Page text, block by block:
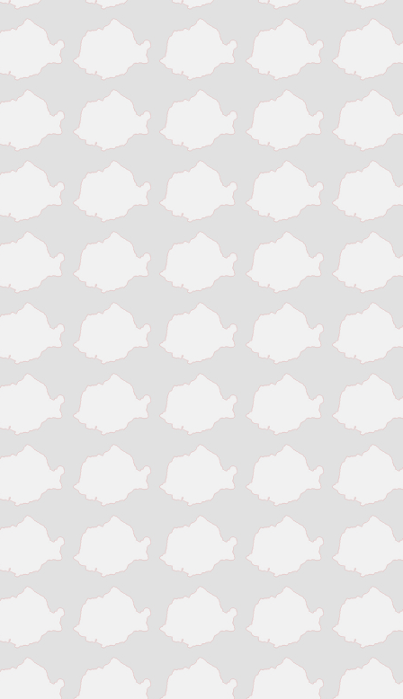
Sinaia
Slatina
Suceava
Targu Jiu
Targu Mures
Timisoara
Tinaud
Turnu Magurele
Vaslui
Victoria
Zalau